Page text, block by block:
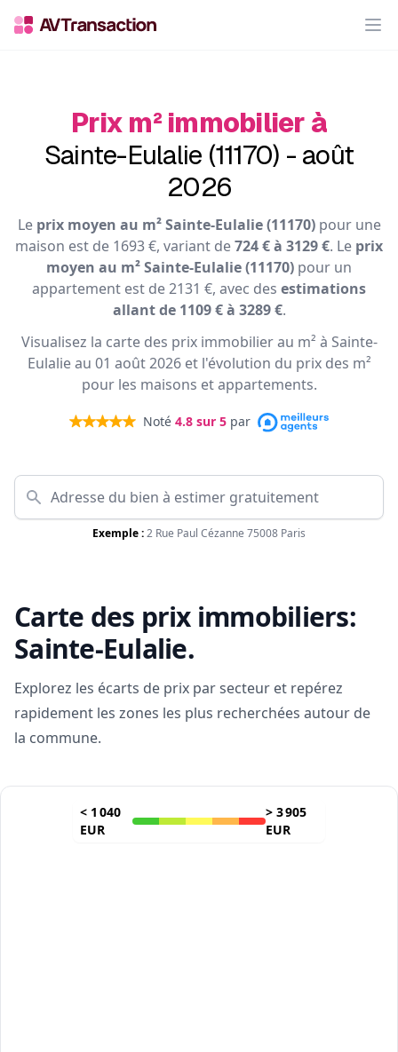
Prix m² immobilier à
Sainte-Eulalie (11170) - août
2026
Le prix moyen au m² Sainte-Eulalie (11170)pour une
maison est de 1693 €, variant de724 € à 3129 €. Le prix
moyen au m² Sainte-Eulalie (11170) pour un
appartement est de 2131 €, avec des estimations
allant de 1109 € à 3289 €.
Visualisez la carte des prix immobilier au m² à Sainte-
Eulalie au 01 août 2026 et l'évolution du prix des m²
pour les maisons et appartements.
Noté 4.8 sur 5 par
Exemple :2 Rue Paul Cézanne 75008 Paris
Carte des prix immobiliers:
Sainte-Eulalie.
Explorez les écarts de prix par secteur et repérez
rapidement les zones les plus recherchées autour de
la commune.
< 1 040
EUR
> 3 905
EUR